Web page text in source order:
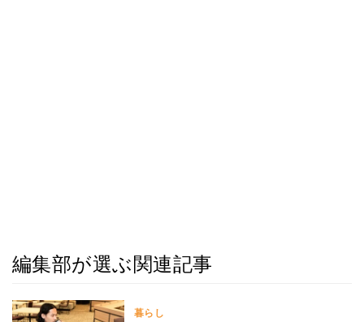
編集部が選ぶ関連記事
暮らし